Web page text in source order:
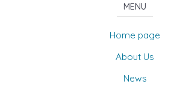
MENU
Home page
About Us
News